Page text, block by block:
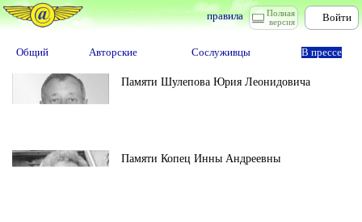
Полная
версия
правила Войти
Общий Авторские Сослуживцы В прессе
Памяти Шулепова Юрия Леонидовича
Памяти Копец Инны Андреевны